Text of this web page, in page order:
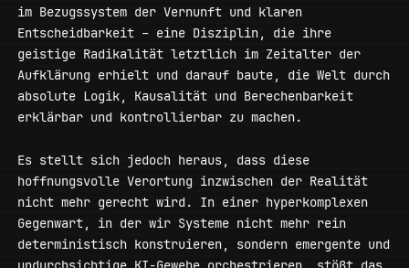
im Bezugssystem der Vernunft und klaren
Entscheidbarkeit – eine Disziplin, die ihre
geistige Radikalität letztlich im Zeitalter der
Aufklärung erhielt und darauf baute, die Welt durch
absolute Logik, Kausalität und Berechenbarkeit
erklärbar und kontrollierbar zu machen.
Es stellt sich jedoch heraus, dass diese
hoffnungsvolle Verortung inzwischen der Realität
nicht mehr gerecht wird. In einer hyperkomplexen
Gegenwart, in der wir Systeme nicht mehr rein
deterministisch konstruieren, sondern emergente und